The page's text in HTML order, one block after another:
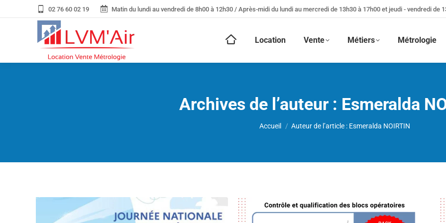
02 76 60 02 19 Matin du lundi au vendredi de 8h00 à 12h30 / Après-midi du lundi au mercredi de 13h30 à 17h00 et jeudi - vendredi de
Location Vente Métiers Métrologie
Archives de l’auteur : Esmeralda
Accueil Auteur de l’article : Esmeralda NOIRTIN